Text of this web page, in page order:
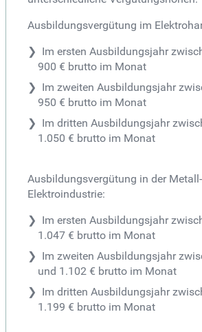
Ausbildungsvergütung im
Im ersten Ausbildungsjahr
900 € brutto im Monat
Im zweiten Ausbildungsjahr
950 € brutto im Monat
Im dritten Ausbildungsjahr
1.050 € brutto im Monat
Ausbildungsvergütung in der
Elektroindustrie:
Im ersten Ausbildungsjahr
1.047 € brutto im Monat
Im zweiten Ausbildungsjahr
und 1.102 € brutto im Monat
Im dritten Ausbildungsjahr
1.199 € brutto im Monat